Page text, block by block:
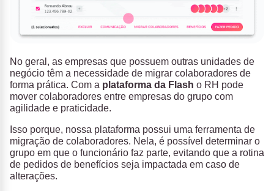
No geral, as empresas que possuem outras unidades de
negócio têm a necessidade de migrar colaboradores de
forma prática. Com a plataforma da Flash o RH pode
mover colaboradores entre empresas do grupo com
agilidade e praticidade.
Isso porque, nossa plataforma possui uma ferramenta de
migração de colaboradores. Nela, é possível determinar o
grupo em que o funcionário faz parte, evitando que a rotina
de pedidos de benefícios seja impactada em caso de
alterações.